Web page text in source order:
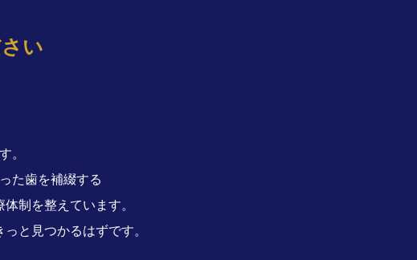
い
。
た歯を補綴する
制を整えています。
と見つかるはずです。